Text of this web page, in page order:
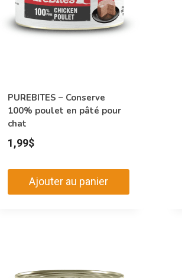
PUREBITES – Conserve
100% poulet en pâté pour
chat
1,99$
Ajouter au panier